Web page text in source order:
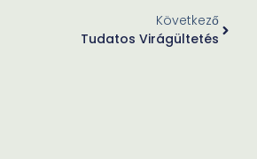
Következő
Tudatos Virágültetés